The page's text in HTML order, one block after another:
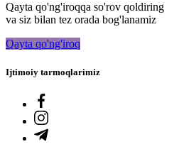
Qayta qo'ng'iroqqa so'rov qoldiring
va siz bilan tez orada bog'lanamiz
Qayta qo'ng'iroq
Ijtimoiy tarmoqlarimiz